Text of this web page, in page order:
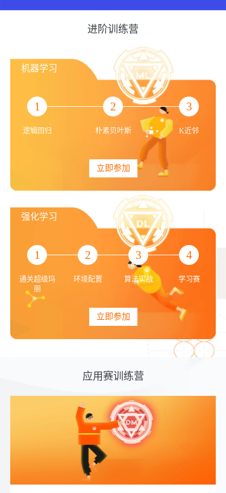
进阶训练营
机器学习
1
逻辑回归
2
朴素贝叶斯
3
K近邻
立即参加
强化学习
1
通关超级玛
丽
2
环境配置
3
算法实战
4
学习赛
立即参加
应用赛训练营